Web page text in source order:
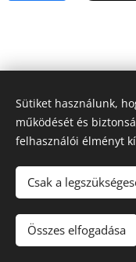
A
Az oldalt a
Sütiket használunk,
működését és
felhasználói élményt
Csak a
Összes elfogadása